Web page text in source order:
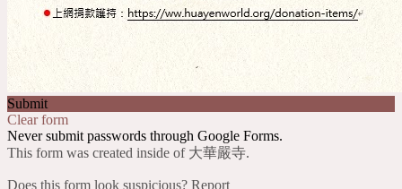
Submit
Clear form
Never submit passwords through Google Forms.
This form was created inside of 大華嚴寺.
Does this form look suspicious? Report